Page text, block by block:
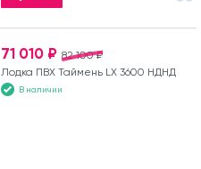
82 100 ₽
71 010 ₽
Лодка ПВХ Таймень LX 3600 НДНД
В наличии